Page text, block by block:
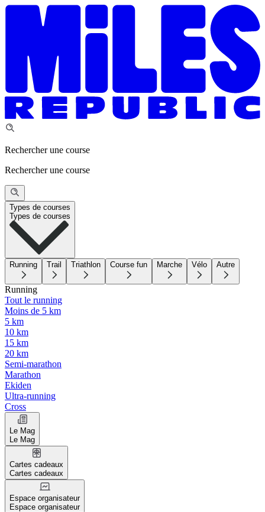
Rechercher une course
Rechercher une course
Types de courses
Types de courses
Running Trail Triathlon Course fun Marche Vélo Autre
Running
Tout le running
Moins de 5 km
5 km
10 km
15 km
20 km
Semi-marathon
Marathon
Ekiden
Ultra-running
Cross
Le Mag
Le Mag
Cartes cadeaux
Cartes cadeaux
Espace organisateur
Espace organisateur